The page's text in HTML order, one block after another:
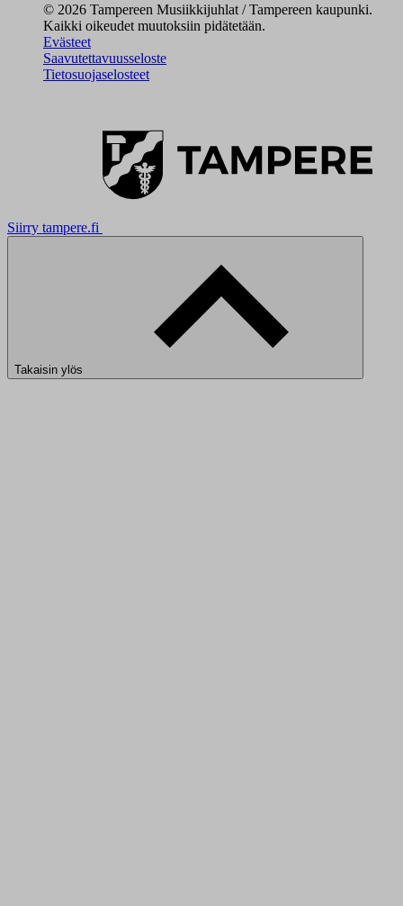
© 2026 Tampereen Musiikkijuhlat / Tampereen kaupunki.
Kaikki oikeudet muutoksiin pidätetään.
Evästeet
Saavutettavuusseloste
Tietosuojaselosteet
Siirry tampere.fi
Takaisin ylös